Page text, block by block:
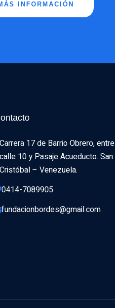
INFORMACIÓN
Carrera 17 de Barrio Obrero, entre
10 y Pasaje Acueducto. San
Cristóbal – Venezuela.
0414-7089905
fundacionbordes@gmail.com